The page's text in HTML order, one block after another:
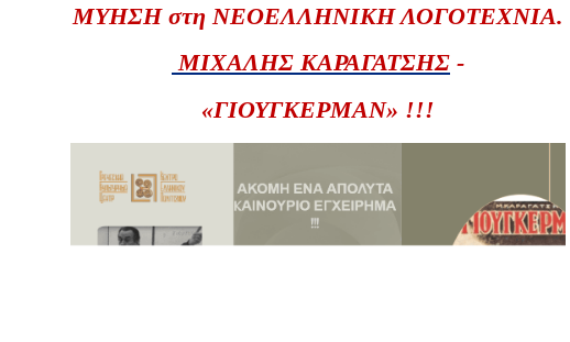
ΜΥΗΣΗ στη ΝΕΟΕΛΛΗΝΙΚΗ ΛΟΓΟΤΕΧΝΙΑ.
ΜΙΧΑΛΗΣ ΚΑΡΑΓΑΤΣΗΣ -
«ΓΙΟΥΓΚΕΡΜΑΝ» !!!